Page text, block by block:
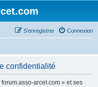
Connexion
S’enregistrer
confidentialité
arcet.com » et ses